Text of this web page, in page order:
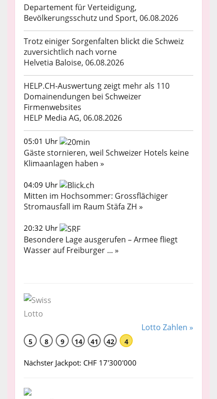
Departement für Verteidigung,
Bevölkerungsschutz und Sport, 06.08.2026
Trotz einiger Sorgenfalten blickt die Schweiz
zuversichtlich nach vorne
Helvetia Baloise, 06.08.2026
HELP.CH-Auswertung zeigt mehr als 110
Domainendungen bei Schweizer
Firmenwebsites
HELP Media AG, 06.08.2026
05:01 Uhr
Gäste stornieren, weil Schweizer Hotels keine
Klimaanlagen haben »
04:09 Uhr
Mitten im Hochsommer: Grossflächiger
Stromausfall im Raum Stäfa ZH »
20:32 Uhr
Besondere Lage ausgerufen – Armee fliegt
Wasser auf Freiburger ... »
Lotto Zahlen »
5 8 9 14 41 42 4
Nächster Jackpot: CHF 17'300'000